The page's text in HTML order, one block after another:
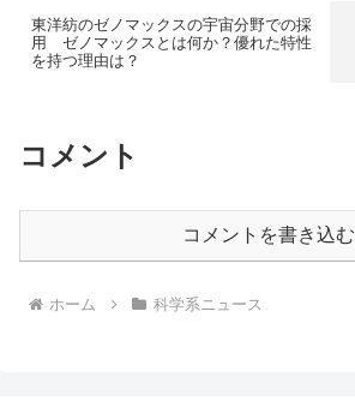
東洋紡のゼノマックスの宇宙分野での採
用 ゼノマックスとは何か？優れた特性
を持つ理由は？
コメント
コメントを書き込む
ホーム 科学系ニュース